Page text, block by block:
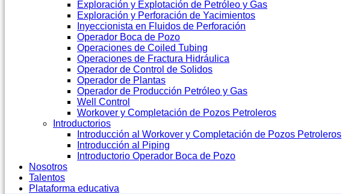
Exploración y Explotación de Petróleo y Gas
Exploración y Perforación de Yacimientos
Inyeccionista en Fluidos de Perforación
Operador Boca de Pozo
Operaciones de Coiled Tubing
Operaciones de Fractura Hidráulica
Operador de Control de Solidos
Operador de Plantas
Operador de Producción Petróleo y Gas
Well Control
Workover y Completación de Pozos Petroleros
Introductorios
Introducción al Workover y Completación de Pozos Petroleros
Introducción al Piping
Introductorio Operador Boca de Pozo
Nosotros
Talentos
Plataforma educativa